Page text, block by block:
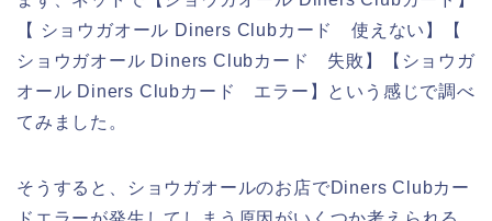
【 ショウガオール Diners Clubカード 使えない】【
ショウガオール Diners Clubカード 失敗】【ショウガ
オール Diners Clubカード エラー】という感じで調べ
てみました。
そうすると、ショウガオールのお店でDiners Clubカー